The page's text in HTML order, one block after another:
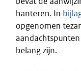
hanteren. In
opgenomen
belang zijn.